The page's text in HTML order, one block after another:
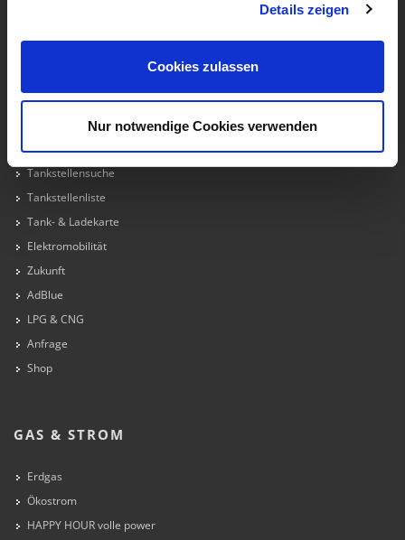
Details zeigen
Cookies zulassen
Nur notwendige Cookies verwenden
+43 50 2277 - 6370
Tankstellensuche
Tankstellenliste
Tank- & Ladekarte
Elektromobilität
Zukunft
AdBlue
LPG & CNG
Anfrage
Shop
GAS & STROM
Erdgas
Ökostrom
HAPPY HOUR volle power